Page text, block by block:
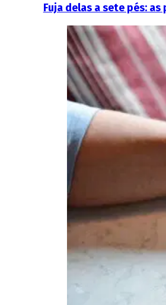
Fuja delas a sete pés: